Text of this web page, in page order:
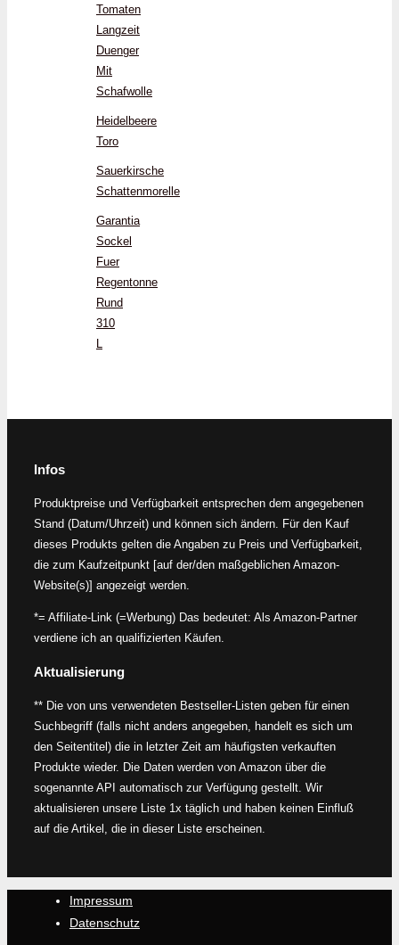
Tomaten
Langzeit
Duenger
Mit
Schafwolle
Heidelbeere
Toro
Sauerkirsche
Schattenmorelle
Garantia
Sockel
Fuer
Regentonne
Rund
310
L
Infos
Produktpreise und Verfügbarkeit entsprechen dem angegebenen
Stand (Datum/Uhrzeit) und können sich ändern. Für den Kauf
dieses Produkts gelten die Angaben zu Preis und Verfügbarkeit,
die zum Kaufzeitpunkt [auf der/den maßgeblichen Amazon-
Website(s)] angezeigt werden.
*= Affiliate-Link (=Werbung) Das bedeutet: Als Amazon-Partner
verdiene ich an qualifizierten Käufen.
Aktualisierung
** Die von uns verwendeten Bestseller-Listen geben für einen
Suchbegriff (falls nicht anders angegeben, handelt es sich um
den Seitentitel) die in letzter Zeit am häufigsten verkauften
Produkte wieder. Die Daten werden von Amazon über die
sogenannte API automatisch zur Verfügung gestellt. Wir
aktualisieren unsere Liste 1x täglich und haben keinen Einfluß
auf die Artikel, die in dieser Liste erscheinen.
Impressum
Datenschutz